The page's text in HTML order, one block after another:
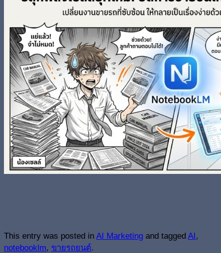
This entry was posted in AI Marketing and tagged AI,
notebooklm, ขายรถยนต์.